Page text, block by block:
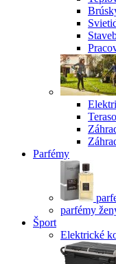
Parfémy
parfémy
Šport
Elektrické